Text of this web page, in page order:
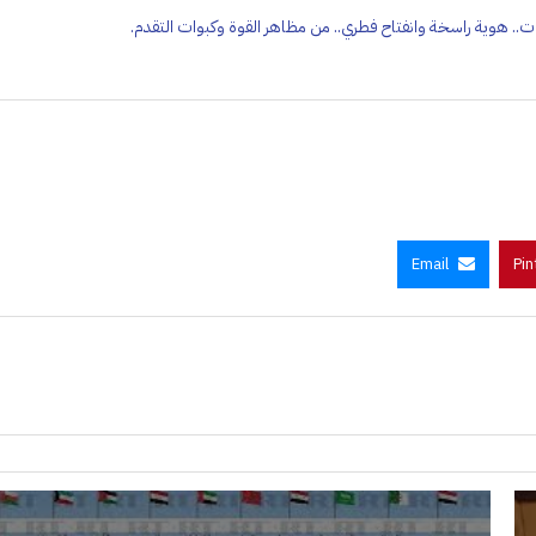
هوية راسخة وانفتاح فطري.. من مظاهر القوة وكبوات التقدم.
Email